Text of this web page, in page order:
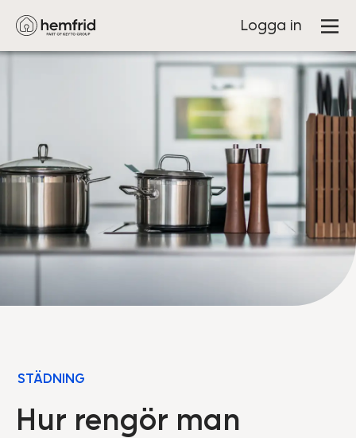
Logga in
STÄDNING
Hur rengör man